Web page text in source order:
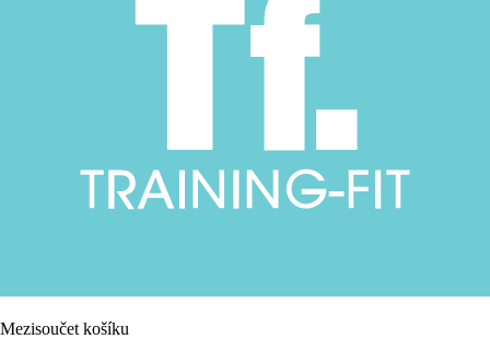
Mezisoučet košíku